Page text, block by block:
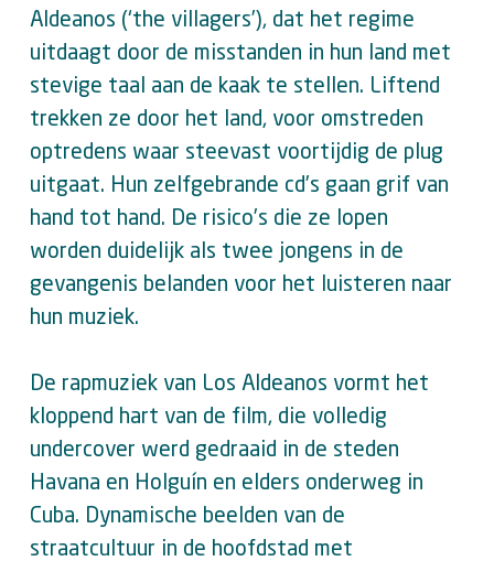
Aldeanos (‘the villagers’), dat het regime
uitdaagt door de misstanden in hun land met
stevige taal aan de kaak te stellen. Liftend
trekken ze door het land, voor omstreden
optredens waar steevast voortijdig de plug
uitgaat. Hun zelfgebrande cd’s gaan grif van
hand tot hand. De risico’s die ze lopen
worden duidelijk als twee jongens in de
gevangenis belanden voor het luisteren naar
hun muziek.
De rapmuziek van Los Aldeanos vormt het
kloppend hart van de film, die volledig
undercover werd gedraaid in de steden
Havana en Holguín en elders onderweg in
Cuba. Dynamische beelden van de
straatcultuur in de hoofdstad met